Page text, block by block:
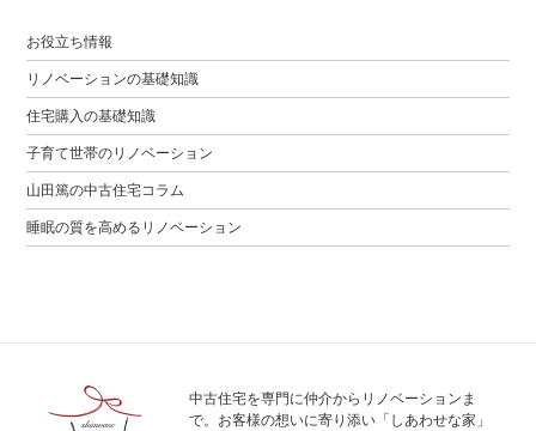
お役立ち情報
リノベーションの基礎知識
住宅購入の基礎知識
子育て世帯のリノベーション
山田篤の中古住宅コラム
睡眠の質を高めるリノベーション
中古住宅を専門に仲介からリノベーションま
で。お客様の想いに寄り添い「しあわせな家」